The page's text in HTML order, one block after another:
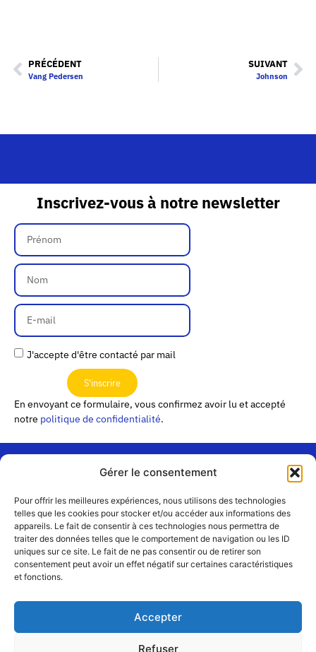
Gérer le consentement
Pour offrir les meilleures expériences, nous utilisons des technologies
telles que les cookies pour stocker et/ou accéder aux informations des
appareils. Le fait de consentir à ces technologies nous permettra de
traiter des données telles que le comportement de navigation ou les ID
uniques sur ce site. Le fait de ne pas consentir ou de retirer son
consentement peut avoir un effet négatif sur certaines caractéristiques
et fonctions.
Accepter
Refuser
PRÉCÉDENT
Vang Pedersen
SUIVANT
Johnson
Inscrivez-vous à notre newsletter
J'accepte d'être contacté par mail
S'inscrire
En envoyant ce formulaire, vous confirmez avoir lu et accepté
notre politique de confidentialité.
Contact
Équipe
Mentions
légales
« Les
Passerelles »
24 Avenue
Joannès
Masset
CS51001
cedex 09
+33 4 72 19
secretariat@choralies.org
Rejoignez-
nous